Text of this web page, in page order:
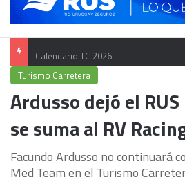
Calendario TC 2026
Turismo Carretera
Ardusso dejó el
se suma al RV
Facundo Ardusso no continuará
Med Team en el Turismo